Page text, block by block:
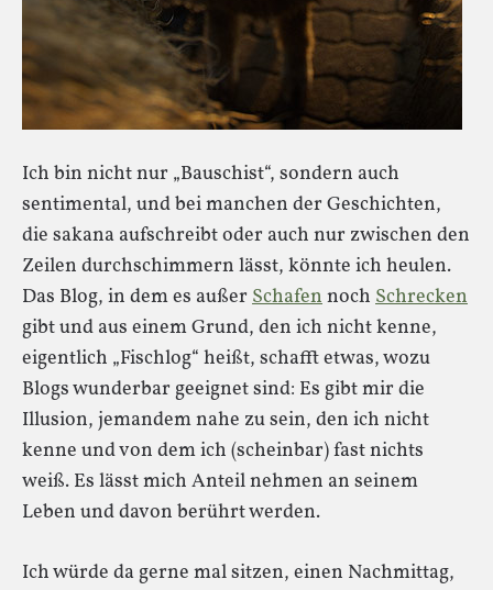
Ich bin nicht nur „Bauschist“, sondern auch
sentimental, und bei manchen der Geschichten,
die sakana aufschreibt oder auch nur zwischen den
Zeilen durchschimmern lässt, könnte ich heulen.
Das Blog, in dem es außer Schafennoch Schrecken
gibt und aus einem Grund, den ich nicht kenne,
eigentlich „Fischlog“ heißt, schafft etwas, wozu
Blogs wunderbar geeignet sind: Es gibt mir die
Illusion, jemandem nahe zu sein, den ich nicht
kenne und von dem ich (scheinbar) fast nichts
weiß. Es lässt mich Anteil nehmen an seinem
Leben und davon berührt werden.
Ich würde da gerne mal sitzen, einen Nachmittag,